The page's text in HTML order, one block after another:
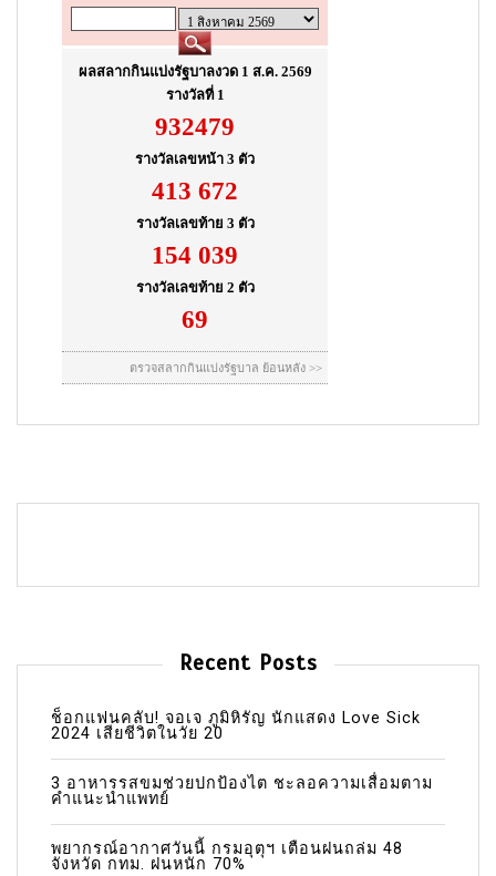
Recent Posts
ช็อกแฟนคลับ! จอเจ ภูมิหิรัญ นักแสดง Love Sick
2024 เสียชีวิตในวัย 20
3 อาหารรสขมช่วยปกป้องไต ชะลอความเสื่อมตาม
คำแนะนำแพทย์
พยากรณ์อากาศวันนี้ กรมอุตุฯ เตือนฝนถล่ม 48
จังหวัด กทม. ฝนหนัก 70%